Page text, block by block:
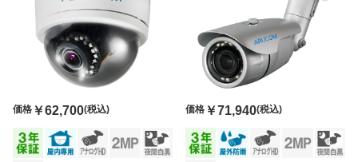
価格 ￥62,700(税込) 価格￥71,940(税込)